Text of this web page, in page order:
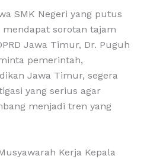
SMK Negeri yang putus
mendapat sorotan tajam
Jawa Timur, Dr. Puguh
pemerintah,
Jawa Timur, segera
yang serius agar
menjadi tren yang
Kerja Kepala